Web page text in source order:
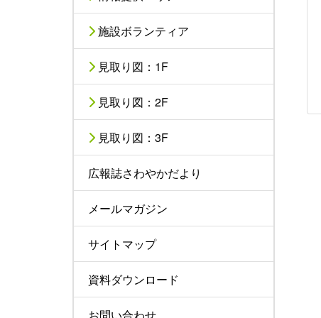
施設ボランティア
見取り図：1F
見取り図：2F
見取り図：3F
広報誌さわやかだより
メールマガジン
サイトマップ
資料ダウンロード